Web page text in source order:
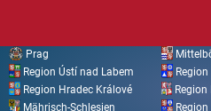
Prag
Region Ústí nad Labem
Region Hradec Králové
Mährisch-Schlesien